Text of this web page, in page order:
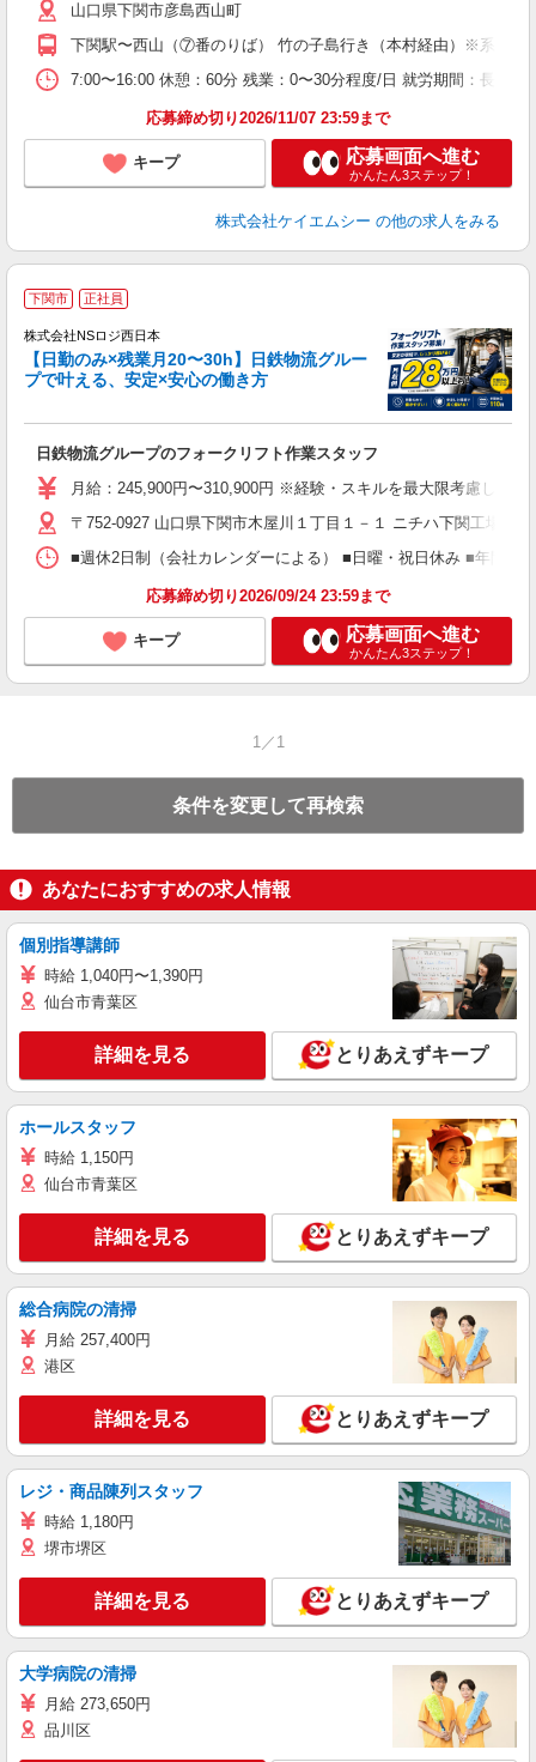
山口県下関市彦島西山町
下関駅〜西山（⑦番のりば） 竹の子島行き（本村経由）※系統番
7:00〜16:00 休憩：60分 残業：0〜30分程度/日 就労期間：長期
応募締め切り2026/11/07 23:59まで
キープ 応募画面へ進む
かんたん3ステップ！
株式会社ケイエムシー の他の求人をみる
下関市 正社員
株式会社NSロジ西日本
【日勤のみ×残業月20〜30h】日鉄物流グルー
プで叶える、安定×安心の働き方
日鉄物流グループのフォークリフト作業スタッフ
月給：245,900円〜310,900円 ※経験・スキルを最大限考慮し決
〒752-0927 山口県下関市木屋川１丁目１－１ ニチハ下関工場内
■週休2日制（会社カレンダーによる） ■日曜・祝日休み ■年間休
応募締め切り2026/09/24 23:59まで
キープ 応募画面へ進む
かんたん3ステップ！
1／1
条件を変更して再検索
あなたにおすすめの求人情報
個別指導講師
時給 1,040円〜1,390円
仙台市青葉区
詳細を見る とりあえずキープ
ホールスタッフ
時給 1,150円
仙台市青葉区
詳細を見る とりあえずキープ
総合病院の清掃
月給 257,400円
港区
詳細を見る とりあえずキープ
レジ・商品陳列スタッフ
時給 1,180円
堺市堺区
詳細を見る とりあえずキープ
大学病院の清掃
月給 273,650円
品川区